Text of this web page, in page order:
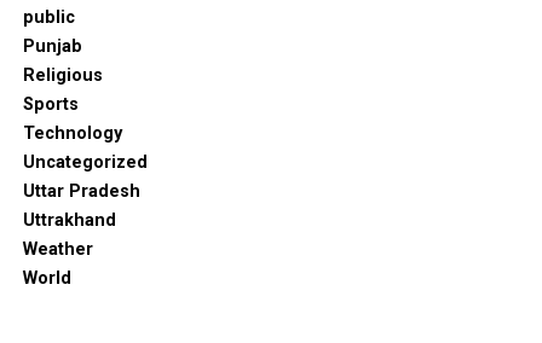
public
Punjab
Religious
Sports
Technology
Uncategorized
Uttar Pradesh
Uttrakhand
Weather
World